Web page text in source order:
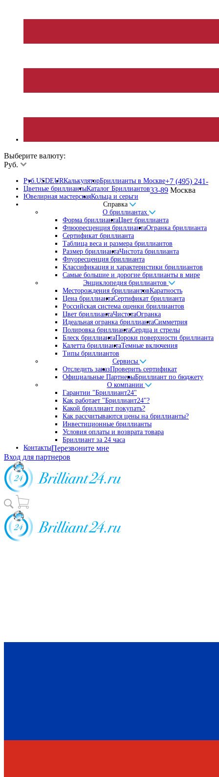
Выберите валюту:
Руб.
Руб.USDEURКалькуляторБриллианты в Москве
Цветные бриллиантыКаталог Бриллиантов
Ювелирная мастерскаяКольца и серьги
Справка
О бриллиантах
Форма бриллиантаЦвет бриллианта
Флюоресценция бриллиантаОгранка бриллианта
Сертификат бриллианта
Таблица веса и размера бриллиантов
Размер бриллиантаЧистота бриллианта
Флуоресценция бриллианта
Классификация и характеристики бриллиантов
Самые большие и дорогие бриллианты в мире
Энциклопедия бриллиантов
Месторождения бриллиантовКаратность
Цена бриллиантаСертификат бриллианта
Российская система оценки бриллиантов
Цвет бриллиантаЧистотаОгранка
Идеальная огранка бриллиантаСимметрия
Полировка бриллиантаСердца и стрелы
Блеск бриллиантаПороки поверхности бриллианта
Калетта бриллиантаТемные включения
Типы бриллиантов
Сервисы
Отследить заказПроверить сертификат
Официальные ПартнерыБриллиант по бюджету
О компании
Гарантии "Бриллиант24"
Как работает "Бриллиант24"?
Какой бриллиант покупать?
Как рассчитываются цены на бриллианты?
Инвестиционные бриллианты
Условия оплаты и возврата товара
Бриллиант за 24 часа
Контакты
+7 (495) 241-
33-89 Москва
Перезвоните мне
Вход для партнеров